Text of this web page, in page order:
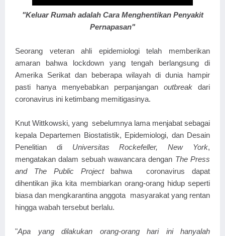
"Keluar Rumah adalah Cara Menghentikan Penyakit
Pernapasan"
Seorang veteran ahli epidemiologi telah memberikan
amaran bahwa lockdown yang tengah berlangsung di
Amerika Serikat dan beberapa wilayah di dunia hampir
pasti hanya menyebabkan perpanjangan outbreak dari
coronavirus ini ketimbang memitigasinya.
Knut Wittkowski, yang sebelumnya lama menjabat sebagai
kepala Departemen Biostatistik, Epidemiologi, dan Desain
Penelitian di Universitas Rockefeller, New York,
mengatakan dalam sebuah wawancara dengan The Press
and The Public Projectbahwa coronavirus dapat
dihentikan jika kita membiarkan orang-orang hidup seperti
biasa dan mengkarantina anggota masyarakat yang rentan
hingga wabah tersebut berlalu.
"Apa yang dilakukan orang-orang hari ini hanyalah